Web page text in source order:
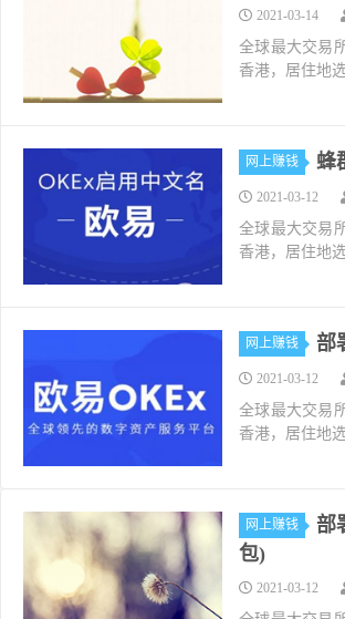
2021-03-14
全球最大交易
香港，居住地
网上赚钱 蜂
2021-03-12
全球最大交易
香港，居住地
网上赚钱 部
2021-03-12
全球最大交易
香港，居住地
网上赚钱
部
包)
2021-03-12